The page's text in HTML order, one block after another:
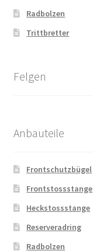
Radbolzen
Trittbretter
Felgen
Anbauteile
Frontschutzbügel
Frontstossstange
Heckstossstange
Reserveradring
Radbolzen